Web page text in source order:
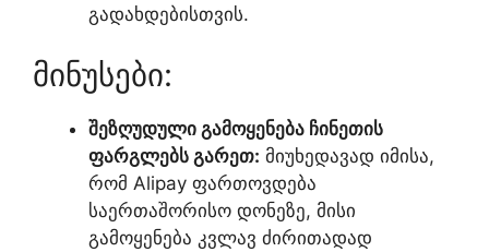
გადახდებისთვის.
მინუსები:
შეზღუდული გამოყენება ჩინეთის
ფარგლებს გარეთ: მიუხედავად იმისა,
რომ Alipay ფართოვდება
საერთაშორისო დონეზე, მისი
გამოყენება კვლავ ძირითადად